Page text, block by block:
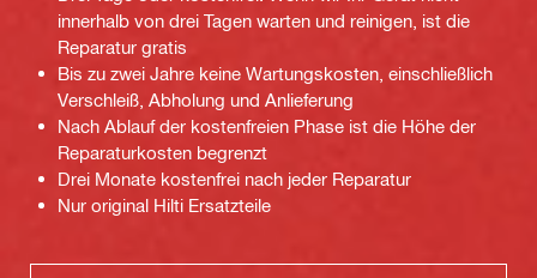
innerhalb von drei Tagen warten und reinigen, ist die
Reparatur gratis
Bis zu zwei Jahre keine Wartungskosten, einschließlich
Verschleiß, Abholung und Anlieferung
Nach Ablauf der kostenfreien Phase ist die Höhe der
Reparaturkosten begrenzt
Drei Monate kostenfrei nach jeder Reparatur
Nur original Hilti Ersatzteile